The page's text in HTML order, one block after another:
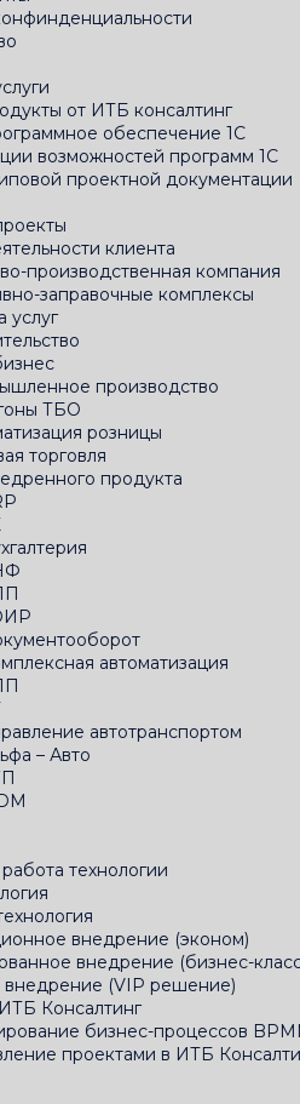
от ИТБ консалтинг
обеспечение 1С
возможностей программ 1С
проектной документации
клиента
производственная компания
заправочные комплексы
услуг
производство
ТБО
розницы
торговля
продукта
автоматизация
автотранспортом
– Авто
технологии
внедрение (эконом)
внедрение (бизнес-
внедрение (VIP решение)
Консалтинг
бизнес-процессов
проектами в ИТБ